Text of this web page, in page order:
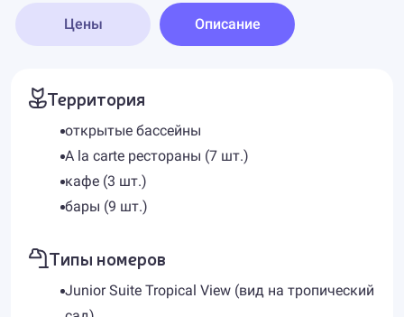
Цены Описание
Территория
открытые бассейны
A la carte рестораны (7 шт.)
кафе (3 шт.)
бары (9 шт.)
Типы номеров
Junior Suite Tropical View (вид на тропический